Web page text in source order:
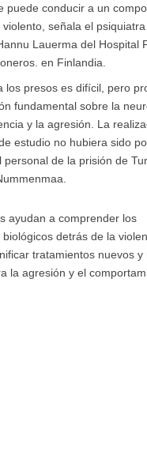
puede conducir a un
violento, señala el
Lauerma del Hospital
en Finlandia.
los presos es difícil, pero
fundamental sobre la
y la agresión. La
estudio no hubiera sido
personal de la prisión de
ayudan a comprender los
biológicos detrás de la
tratamientos nuevos y
la agresión y el